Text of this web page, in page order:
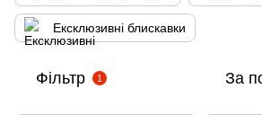
Ексклюзивні блискавки
Фільтр 1 За